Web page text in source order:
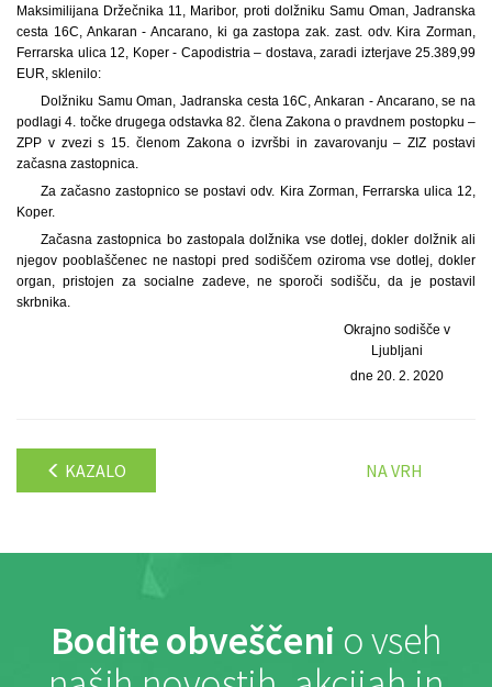
Maksimilijana Držečnika 11, Maribor, proti dolžniku Samu Oman, Jadranska
cesta 16C, Ankaran - Ancarano, ki ga zastopa zak. zast. odv. Kira Zorman,
Ferrarska ulica 12, Koper - Capodistria – dostava, zaradi izterjave 25.389,99
EUR, sklenilo:
Dolžniku Samu Oman, Jadranska cesta 16C, Ankaran - Ancarano, se na
podlagi 4. točke drugega odstavka 82. člena Zakona o pravdnem postopku –
ZPP v zvezi s 15. členom Zakona o izvršbi in zavarovanju – ZIZ postavi
začasna zastopnica.
Za začasno zastopnico se postavi odv. Kira Zorman, Ferrarska ulica 12,
Koper.
Začasna zastopnica bo zastopala dolžnika vse dotlej, dokler dolžnik ali
njegov pooblaščenec ne nastopi pred sodiščem oziroma vse dotlej, dokler
organ, pristojen za socialne zadeve, ne sporoči sodišču, da je postavil
skrbnika.
Okrajno sodišče v
Ljubljani
dne 20. 2. 2020
KAZALO NA VRH
Bodite obveščeni o vseh